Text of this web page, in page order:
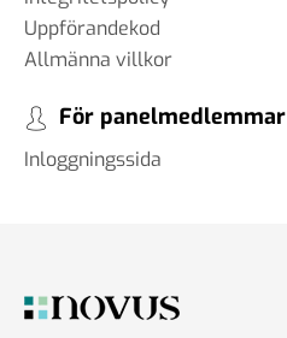
Uppförandekod
Allmänna villkor
För panelmedlemmar
Inloggningssida